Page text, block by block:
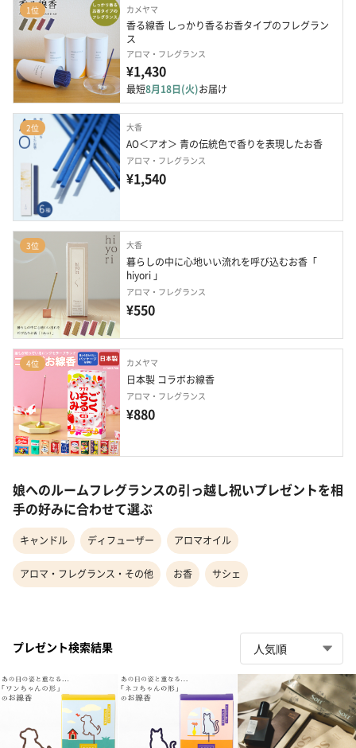
1位 カメヤマ
香る線香 しっかり香るお香タイプのフレグラン
ス
アロマ・フレグランス
¥1,430
最短8月18日(火)お届け
2位 大香
AO＜アオ＞ 青の伝統色で香りを表現したお香
アロマ・フレグランス
¥1,540
3位 大香
暮らしの中に心地いい流れを呼び込むお香「
hiyori 」
アロマ・フレグランス
¥550
4位 カメヤマ
日本製 コラボお線香
アロマ・フレグランス
¥880
娘へのルームフレグランスの引っ越し祝いプレゼントを相
手の好みに合わせて選ぶ
キャンドル ディフューザー アロマオイル
アロマ・フレグランス・その他 お香 サシェ
プレゼント検索結果